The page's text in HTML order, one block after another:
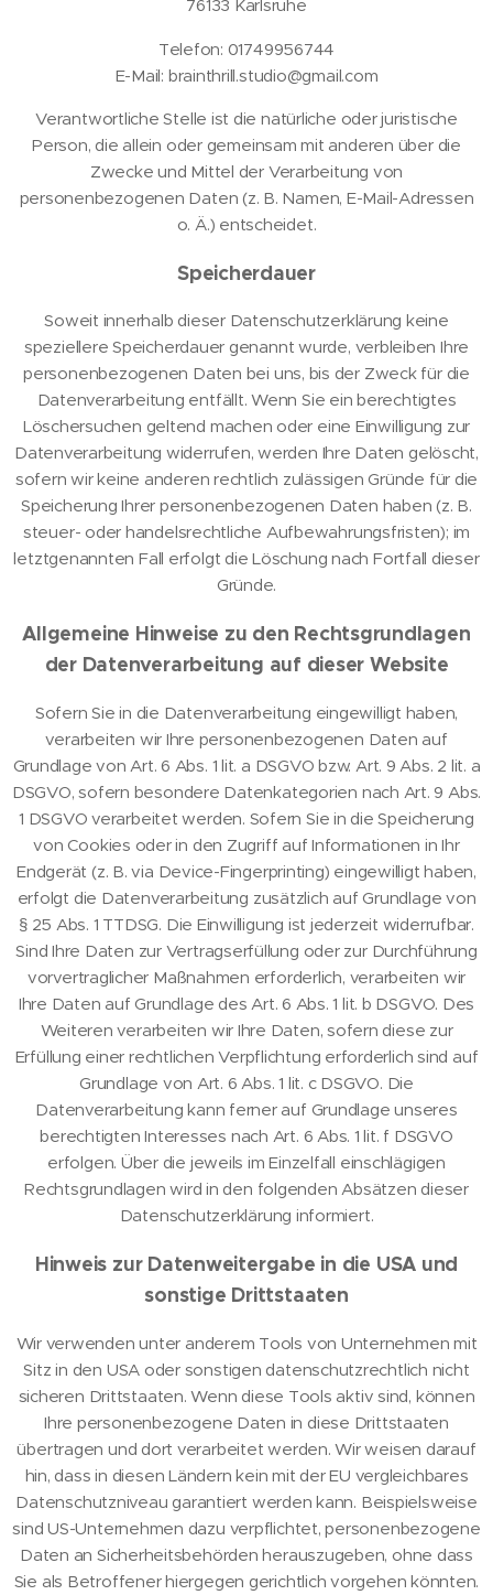
76133 Karlsruhe
Telefon: 01749956744
E-Mail: brainthrill.studio@gmail.com
Verantwortliche Stelle ist die natürliche oder juristische
Person, die allein oder gemeinsam mit anderen über die
Zwecke und Mittel der Verarbeitung von
personenbezogenen Daten (z. B. Namen, E-Mail-Adressen
o. Ä.) entscheidet.
Speicherdauer
Soweit innerhalb dieser Datenschutzerklärung keine
speziellere Speicherdauer genannt wurde, verbleiben Ihre
personenbezogenen Daten bei uns, bis der Zweck für die
Datenverarbeitung entfällt. Wenn Sie ein berechtigtes
Löschersuchen geltend machen oder eine Einwilligung zur
Datenverarbeitung widerrufen, werden Ihre Daten gelöscht,
sofern wir keine anderen rechtlich zulässigen Gründe für die
Speicherung Ihrer personenbezogenen Daten haben (z. B.
steuer- oder handelsrechtliche Aufbewahrungsfristen); im
letztgenannten Fall erfolgt die Löschung nach Fortfall dieser
Gründe.
Allgemeine Hinweise zu den Rechtsgrundlagen
der Datenverarbeitung auf dieser Website
Sofern Sie in die Datenverarbeitung eingewilligt haben,
verarbeiten wir Ihre personenbezogenen Daten auf
Grundlage von Art. 6 Abs. 1 lit. a DSGVO bzw. Art. 9 Abs. 2 lit. a
DSGVO, sofern besondere Datenkategorien nach Art. 9 Abs.
1 DSGVO verarbeitet werden. Sofern Sie in die Speicherung
von Cookies oder in den Zugriff auf Informationen in Ihr
Endgerät (z. B. via Device-Fingerprinting) eingewilligt haben,
erfolgt die Datenverarbeitung zusätzlich auf Grundlage von
§ 25 Abs. 1 TTDSG. Die Einwilligung ist jederzeit widerrufbar.
Sind Ihre Daten zur Vertragserfüllung oder zur Durchführung
vorvertraglicher Maßnahmen erforderlich, verarbeiten wir
Ihre Daten auf Grundlage des Art. 6 Abs. 1 lit. b DSGVO. Des
Weiteren verarbeiten wir Ihre Daten, sofern diese zur
Erfüllung einer rechtlichen Verpflichtung erforderlich sind auf
Grundlage von Art. 6 Abs. 1 lit. c DSGVO. Die
Datenverarbeitung kann ferner auf Grundlage unseres
berechtigten Interesses nach Art. 6 Abs. 1 lit. f DSGVO
erfolgen. Über die jeweils im Einzelfall einschlägigen
Rechtsgrundlagen wird in den folgenden Absätzen dieser
Datenschutzerklärung informiert.
Hinweis zur Datenweitergabe in die USA und
sonstige Drittstaaten
Wir verwenden unter anderem Tools von Unternehmen mit
Sitz in den USA oder sonstigen datenschutzrechtlich nicht
sicheren Drittstaaten. Wenn diese Tools aktiv sind, können
Ihre personenbezogene Daten in diese Drittstaaten
übertragen und dort verarbeitet werden. Wir weisen darauf
hin, dass in diesen Ländern kein mit der EU vergleichbares
Datenschutzniveau garantiert werden kann. Beispielsweise
sind US-Unternehmen dazu verpflichtet, personenbezogene
Daten an Sicherheitsbehörden herauszugeben, ohne dass
Sie als Betroffener hiergegen gerichtlich vorgehen könnten.